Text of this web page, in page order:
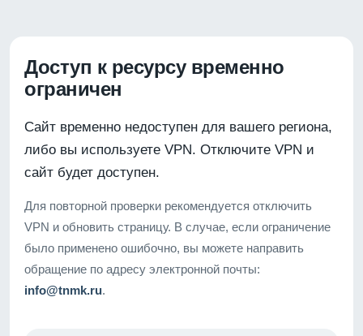
Доступ к ресурсу временно
ограничен
Сайт временно недоступен для вашего региона,
либо вы используете VPN. Отключите VPN и
сайт будет доступен.
Для повторной проверки рекомендуется отключить
VPN и обновить страницу. В случае, если ограничение
было применено ошибочно, вы можете направить
обращение по адресу электронной почты:
info@tnmk.ru.